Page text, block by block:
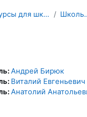
Ресурсы для школьников и абитуриентов
Андрей Бирюк
Виталий
Анатолий